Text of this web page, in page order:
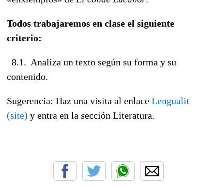
Todos trabajaremos en clase el siguiente
criterio:
8.1. Analiza un texto según su forma y su
contenido.
Sugerencia: Haz una visita al enlace Lengualit
(site) y entra en la sección Literatura.